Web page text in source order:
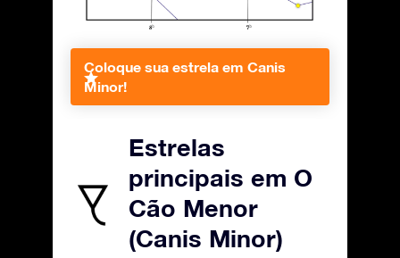
Coloque sua estrela em Canis
Minor!
Estrelas
principais em O
Cão Menor
(Canis Minor)